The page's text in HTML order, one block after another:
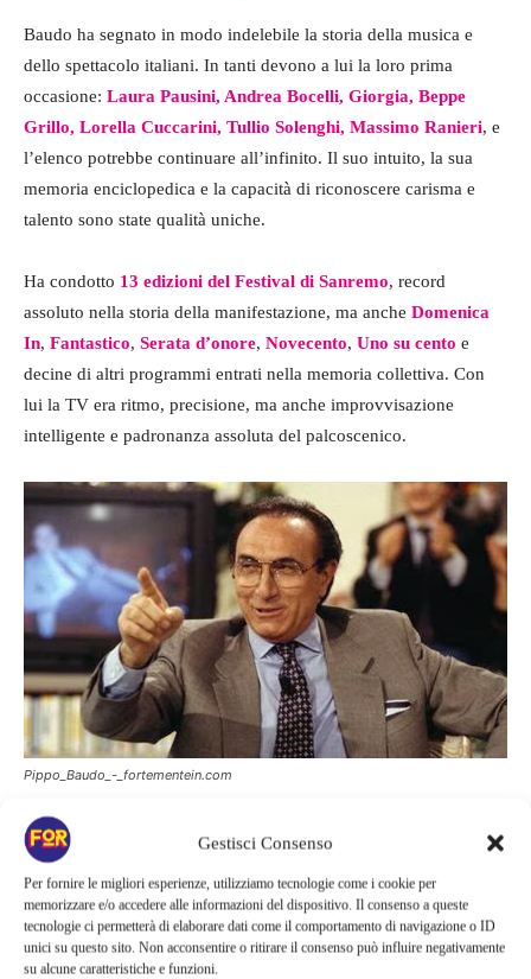
Gestisci Consenso
Per fornire le migliori esperienze, utilizziamo tecnologie come i cookie per
memorizzare e/o accedere alle informazioni del dispositivo. Il consenso a queste
tecnologie ci permetterà di elaborare dati come il comportamento di navigazione o ID
unici su questo sito. Non acconsentire o ritirare il consenso può influire negativamente
su alcune caratteristiche e funzioni.
Baudo ha segnato in modo indelebile la storia della musica e
dello spettacolo italiani. In tanti devono a lui la loro prima
occasione: Laura Pausini, Andrea Bocelli, Giorgia, Beppe
Grillo, Lorella Cuccarini, Tullio Solenghi, Massimo Ranieri, e
l’elenco potrebbe continuare all’infinito. Il suo intuito, la sua
memoria enciclopedica e la capacità di riconoscere carisma e
talento sono state qualità uniche.
Ha condotto 13 edizioni del Festival di Sanremo, record
assoluto nella storia della manifestazione, ma anche Domenica
In, Fantastico, Serata d’onore, Novecento, Uno su cento e
decine di altri programmi entrati nella memoria collettiva. Con
lui la TV era ritmo, precisione, ma anche improvvisazione
intelligente e padronanza assoluta del palcoscenico.
Pippo_Baudo_-_fortementein.com
Una vita pubblica e privata tra
alti e bassi